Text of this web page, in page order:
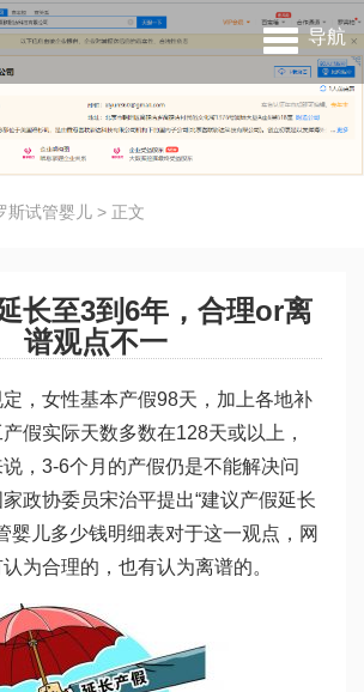
导航
斯试管婴儿 > 正文
长至3到6年，合理or离
谱观点不一
，女性基本产假98天，加上各地补
假实际天数多数在128天或以上，
，3-6个月的产假仍是不能解决问
政协委员宋治平提出“建议产假延长
婴儿多少钱明细表对于这一观点，网
为合理的，也有认为离谱的。